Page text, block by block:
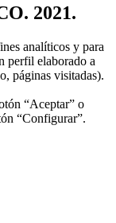
2021.
analíticos y para
perfil elaborado a
páginas visitadas).
“Aceptar” o
“Configurar”.